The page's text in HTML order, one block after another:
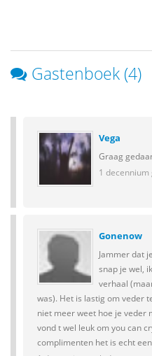
Gastenboek (4)
Vega
Graag
1 decennium
Gonenow
Jammer dat
snap je wel,
verhaal
was). Het is lastig om veder
niet meer weet hoe je veder
vond t wel leuk om you can
complimenten het is echt